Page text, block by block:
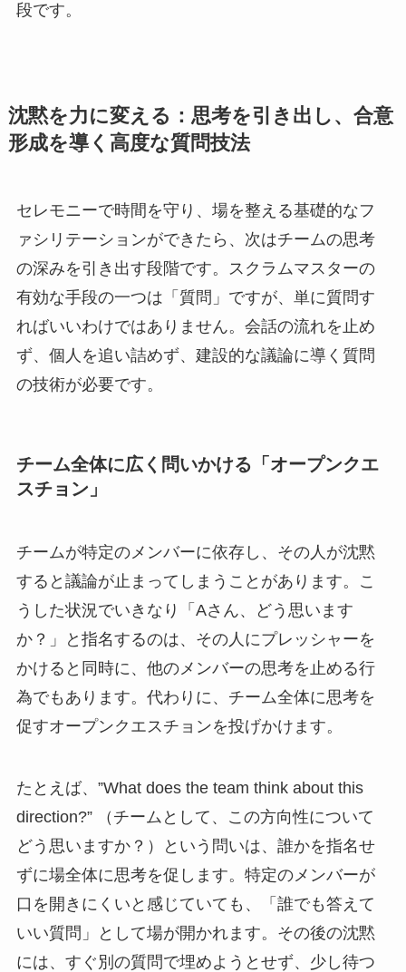
段です。
沈黙を力に変える：思考を引き出し、合意
形成を導く高度な質問技法
セレモニーで時間を守り、場を整える基礎的なフ
ァシリテーションができたら、次はチームの思考
の深みを引き出す段階です。スクラムマスターの
有効な手段の一つは「質問」ですが、単に質問す
ればいいわけではありません。会話の流れを止め
ず、個人を追い詰めず、建設的な議論に導く質問
の技術が必要です。
チーム全体に広く問いかける「オープンクエ
スチョン」
チームが特定のメンバーに依存し、その人が沈黙
すると議論が止まってしまうことがあります。こ
うした状況でいきなり「Aさん、どう思います
か？」と指名するのは、その人にプレッシャーを
かけると同時に、他のメンバーの思考を止める行
為でもあります。代わりに、チーム全体に思考を
促すオープンクエスチョンを投げかけます。
たとえば、”What does the team think about this
direction?” （チームとして、この方向性について
どう思いますか？）という問いは、誰かを指名せ
ずに場全体に思考を促します。特定のメンバーが
口を開きにくいと感じていても、「誰でも答えて
いい質問」として場が開かれます。その後の沈黙
には、すぐ別の質問で埋めようとせず、少し待つ